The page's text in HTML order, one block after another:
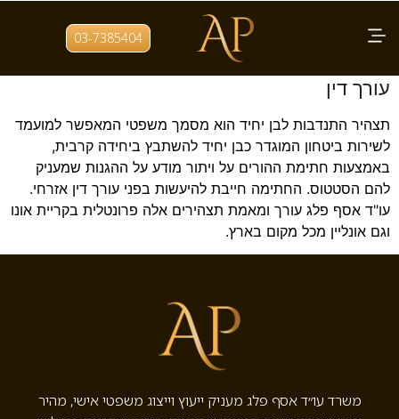
03-7385404 תגית: תצהיר בן יחיד
תצהיר בן יחיד לשירות קרבי – חתימה אצל
עורך דין
תצהיר התנדבות לבן יחיד הוא מסמך משפטי המאפשר למועמד
לשירות ביטחון המוגדר כבן יחיד להשתבץ ביחידה קרבית,
באמצעות חתימת ההורים על ויתור מודע על ההגנות שמעניק
להם הסטטוס. החתימה חייבת להיעשות בפני עורך דין אזרחי.
עו"ד אסף פלג עורך ומאמת תצהירים אלה פרונטלית בקריית אונו
וגם אונליין מכל מקום בארץ.
משרד עו״ד אסף פלג מעניק ייעוץ וייצוג משפטי אישי, מהיר